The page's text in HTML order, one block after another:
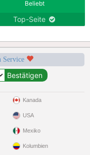
Beliebt
Top-Seite
Service
Kanada
USA
Mexiko
Kolumbien